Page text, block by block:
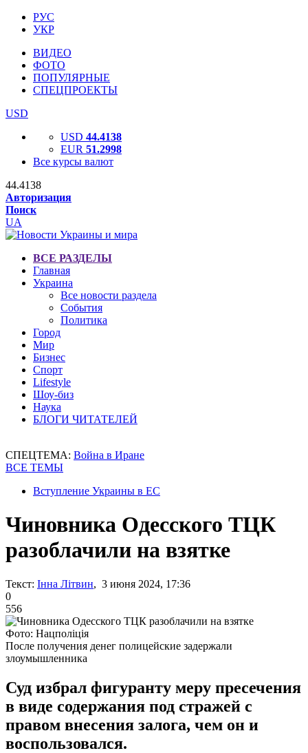
РУС
УКР
ВИДЕО
ФОТО
ПОПУЛЯРНЫЕ
СПЕЦПРОЕКТЫ
USD
USD 44.4138
EUR 51.2998
Все курсы валют
44.4138
Авторизация
Поиск
UA
ВСЕ РАЗДЕЛЫ
Главная
Украина
Все новости раздела
События
Политика
Город
Мир
Бизнес
Спорт
Lifestyle
Шоу-биз
Наука
БЛОГИ ЧИТАТЕЛЕЙ
СПЕЦТЕМА: Война в Иране
ВСЕ ТЕМЫ
Вступление Украины в ЕС
Чиновника Одесского ТЦК
разоблачили на взятке
Текст: Інна Літвин, 3 июня 2024, 17:36
0
556
Фото: Нацполіція
После получения денег полицейские задержали
злоумышленника
Суд избрал фигуранту меру пресечения
в виде содержания под стражей с
правом внесения залога, чем он и
воспользовался.